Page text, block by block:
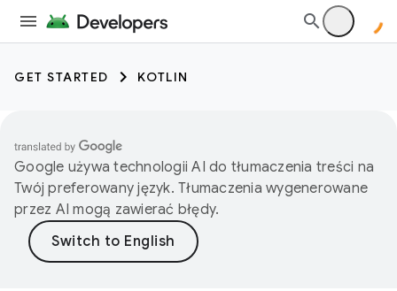
GET STARTED KOTLIN
Google używa technologii AI do tłumaczenia treści na
Twój preferowany język. Tłumaczenia wygenerowane
przez AI mogą zawierać błędy.